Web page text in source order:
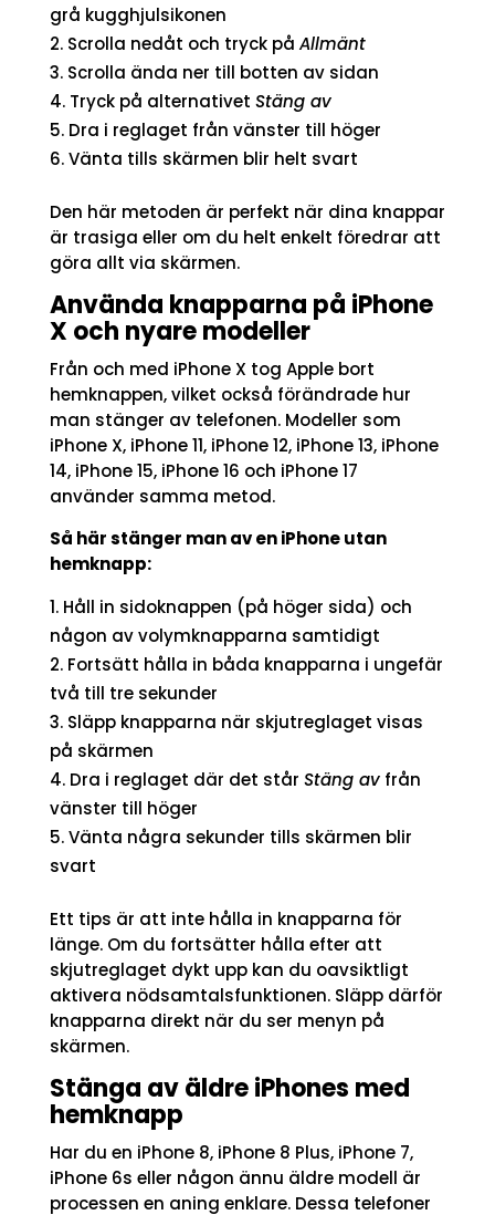
grå kugghjulsikonen
Scrolla nedåt och tryck på Allmänt
Scrolla ända ner till botten av sidan
Tryck på alternativet Stäng av
Dra i reglaget från vänster till höger
Vänta tills skärmen blir helt svart
Den här metoden är perfekt när dina knappar
är trasiga eller om du helt enkelt föredrar att
göra allt via skärmen.
Använda knapparna på iPhone
X och nyare modeller
Från och med iPhone X tog Apple bort
hemknappen, vilket också förändrade hur
man stänger av telefonen. Modeller som
iPhone X, iPhone 11, iPhone 12, iPhone 13, iPhone
14, iPhone 15, iPhone 16 och iPhone 17
använder samma metod.
Så här stänger man av en iPhone utan
hemknapp:
Håll in sidoknappen (på höger sida) och
någon av volymknapparna samtidigt
Fortsätt hålla in båda knapparna i ungefär
två till tre sekunder
Släpp knapparna när skjutreglaget visas
på skärmen
Dra i reglaget där det står Stäng avfrån
vänster till höger
Vänta några sekunder tills skärmen blir
svart
Ett tips är att inte hålla in knapparna för
länge. Om du fortsätter hålla efter att
skjutreglaget dykt upp kan du oavsiktligt
aktivera nödsamtalsfunktionen. Släpp därför
knapparna direkt när du ser menyn på
skärmen.
Stänga av äldre iPhones med
hemknapp
Har du en iPhone 8, iPhone 8 Plus, iPhone 7,
iPhone 6s eller någon ännu äldre modell är
processen en aning enklare. Dessa telefoner